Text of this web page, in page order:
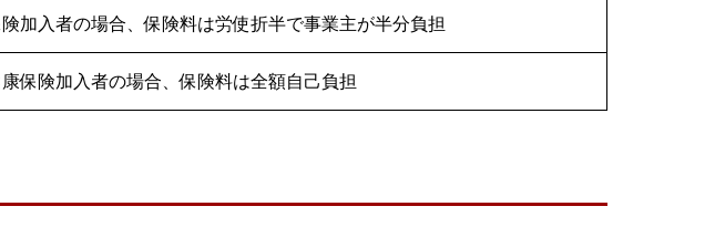
加入者の場合、保険料は労使折半で事業主が半分負担
保険加入者の場合、保険料は全額自己負担